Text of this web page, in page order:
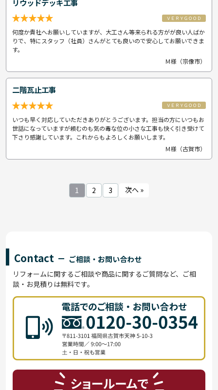
リウッドデッキ工事
ＶＥＲＹＧＯＯＤ
何度か貴社へお願いしていますが、大工さん等来られる方がが良い人ばか
りで、特にスタッフ（社員）さんがとても良いので安心してお願いできま
す。
Ｍ様（宗像市）
二階瓦止工事
ＶＥＲＹＧＯＯＤ
いつも早く対応していただきありがとうございます。担当の方にいつもお
世話になっていますが頼むのも気の毒な位の小さな工事も快く引き受けて
下さり感謝しています。これからもよろしくお願いします。
Ｍ様（古賀市）
1 2 3 次へ »
Contact ご相談・お問い合わせ
リフォームに関するご相談や商品に関するご質問など、ご相
談・お見積りは無料です。